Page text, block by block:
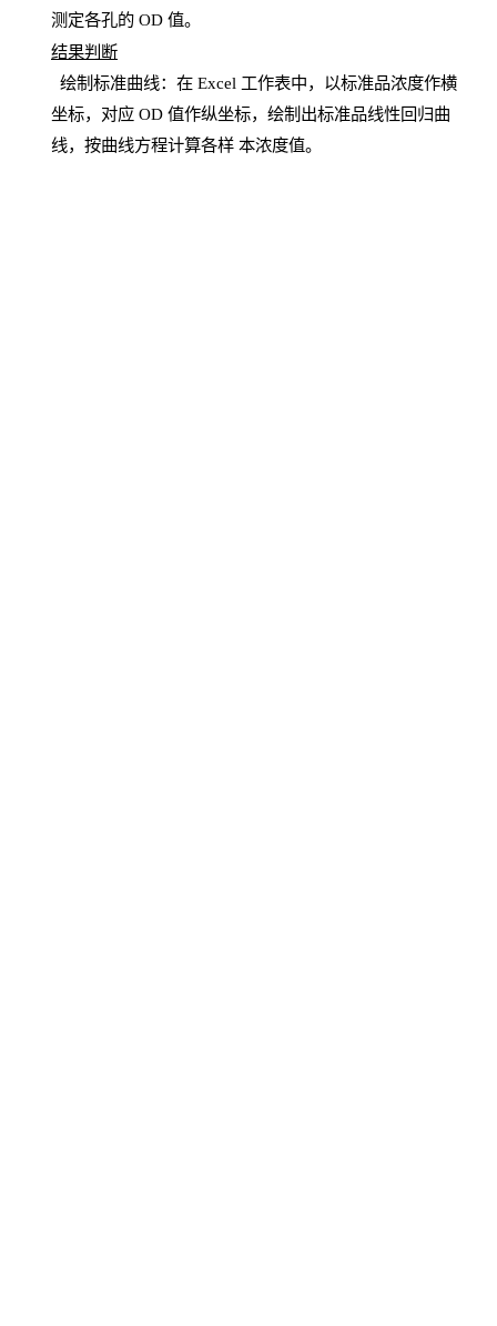
测定各孔的 OD 值。
结果判断
绘制标准曲线：在 Excel 工作表中，以标准品浓度作横
坐标，对应OD 值作纵坐标，绘制出标准品线性回归曲
线，按曲线方程计算各样 本浓度值。